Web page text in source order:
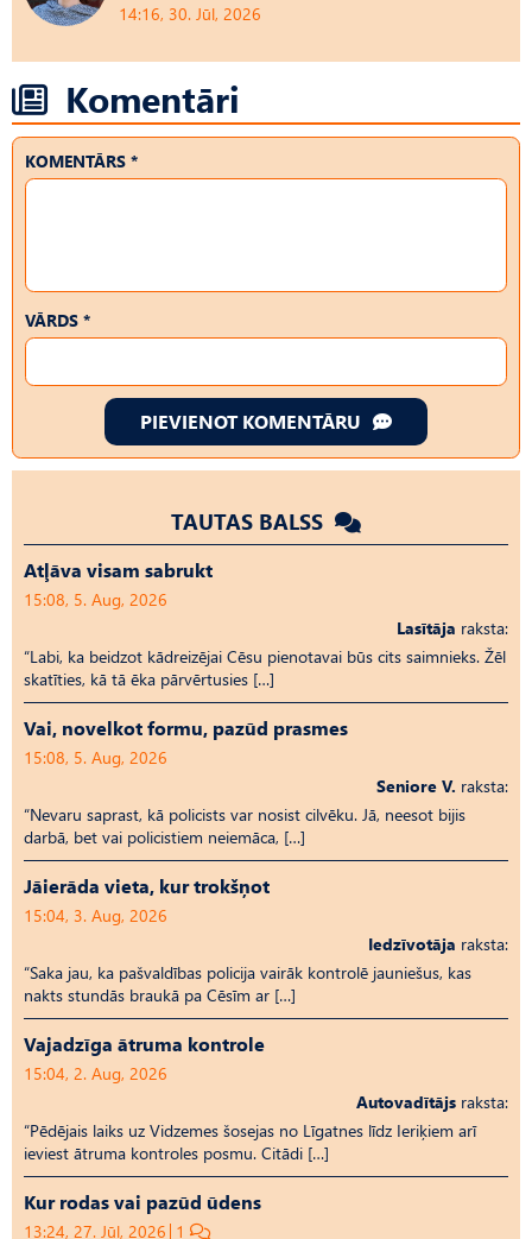
14:16, 30. Jūl, 2026
Komentāri
KOMENTĀRS *
VĀRDS *
PIEVIENOT KOMENTĀRU
TAUTAS BALSS
Atļāva visam sabrukt
15:08, 5. Aug, 2026
Lasītāja raksta:
“Labi, ka beidzot kādreizējai Cēsu pienotavai būs cits saimnieks. Žēl
skatīties, kā tā ēka pārvērtusies […]
Vai, novelkot formu, pazūd prasmes
15:08, 5. Aug, 2026
Seniore V. raksta:
“Nevaru saprast, kā policists var nosist cilvēku. Jā, neesot bijis
darbā, bet vai policistiem neiemāca, […]
Jāierāda vieta, kur trokšņot
15:04, 3. Aug, 2026
Iedzīvotāja raksta:
“Saka jau, ka pašvaldības policija vairāk kontrolē jauniešus, kas
nakts stundās braukā pa Cēsīm ar […]
Vajadzīga ātruma kontrole
15:04, 2. Aug, 2026
Autovadītājs raksta:
“Pēdējais laiks uz Vid­ze­mes šosejas no Līgatnes līdz Ieriķiem arī
ieviest ātruma kontroles posmu. Citādi […]
Kur rodas vai pazūd ūdens
13:24, 27. Jūl, 2026 1